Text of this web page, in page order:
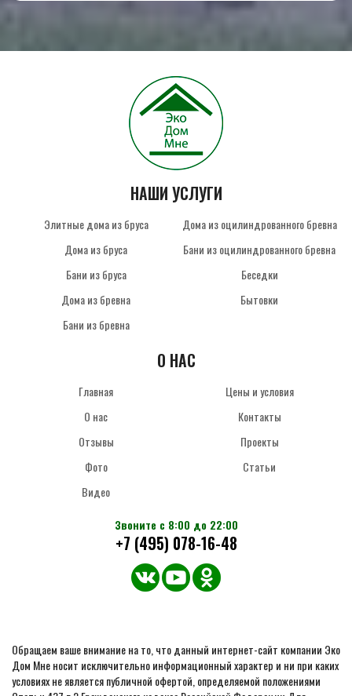
НАШИ УСЛУГИ
Элитные дома из бруса
Дома из бруса
Бани из бруса
Дома из бревна
Бани из бревна
Дома из оцилиндрованного бревна
Бани из оцилиндрованного бревна
Беседки
Бытовки
О НАС
Главная
О нас
Отзывы
Фото
Видео
Цены и условия
Контакты
Проекты
Статьи
Звоните с 8:00 до 22:00
+7 (495) 078-16-48
Обращаем ваше внимание на то, что данный интернет-сайт компании Эко
Дом Мне носит исключительно информационный характер и ни при каких
условиях не является публичной офертой, определяемой положениями